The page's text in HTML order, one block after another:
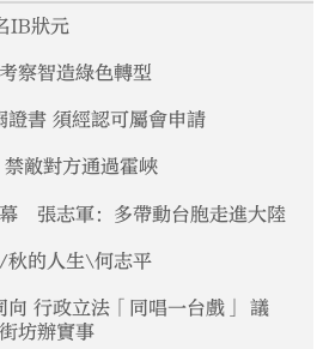
IB狀元
察智造綠色轉型
書 須經認可屬會申請
敵對方通過霍峽
張志軍：多帶動台胞走進大陸
秋的人生\何志平
行政立法「同唱一台戲」 議
坊辦實事